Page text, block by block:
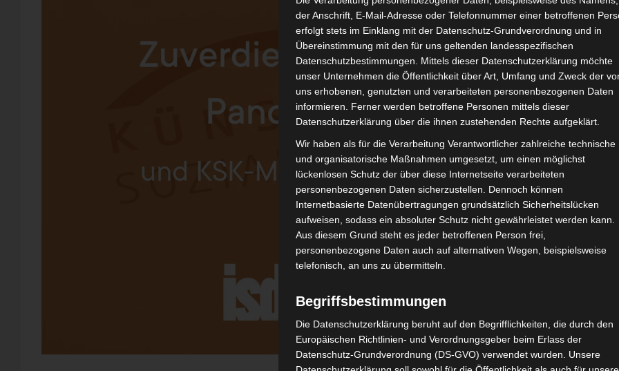
der Anschrift, E-Mail-Adresse oder Telefonnummer einer betroffenen
erfolgt stets im Einklang mit der Datenschutz-Grundverordnung und in
Übereinstimmung mit den für uns geltenden landesspezifischen
Datenschutzbestimmungen. Mittels dieser Datenschutzerklärung möchte
unser Unternehmen die Öffentlichkeit über Art, Umfang und Zweck der
uns erhobenen, genutzten und verarbeiteten personenbezogenen Daten
informieren. Ferner werden betroffene Personen mittels dieser
Datenschutzerklärung über die ihnen zustehenden Rechte aufgeklärt.
Wir haben als für die Verarbeitung Verantwortlicher zahlreiche technische
und organisatorische Maßnahmen umgesetzt, um einen möglichst
lückenlosen Schutz der über diese Internetseite verarbeiteten
personenbezogenen Daten sicherzustellen. Dennoch können
Internetbasierte Datenübertragungen grundsätzlich Sicherheitslücken
aufweisen, sodass ein absoluter Schutz nicht gewährleistet werden kann.
Aus diesem Grund steht es jeder betroffenen Person frei,
personenbezogene Daten auch auf alternativen Wegen, beispielsweise
telefonisch, an uns zu übermitteln.
Begriffsbestimmungen
Die Datenschutzerklärung beruht auf den Begrifflichkeiten, die durch den
Europäischen Richtlinien- und Verordnungsgeber beim Erlass der
Datenschutz-Grundverordnung (DS-GVO) verwendet wurden. Unsere